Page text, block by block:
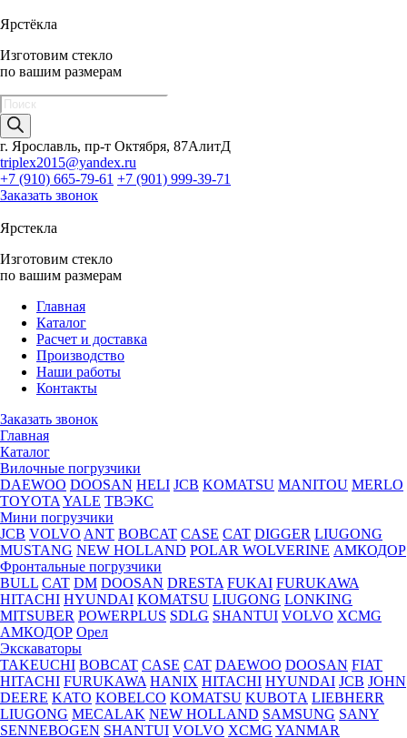
Ярстёкла
Изготовим стекло
по вашим размерам
Поиск
товаров
г. Ярославль, пр-т Октября, 87АлитД
triplex2015@yandex.ru
+7 (910) 665-79-61 +7 (901) 999-39-71
Заказать звонок
Ярстекла
Изготовим стекло
по вашим размерам
Главная
Каталог
Расчет и доставка
Производство
Наши работы
Контакты
Заказать звонок
Главная
Каталог
Вилочные погрузчики
DAEWOO DOOSAN HELI JCB KOMATSU MANITOU MERLO
TOYOTA YALE ТВЭКС
Мини погрузчики
JCB VOLVO ANT BOBCAT CASE CAT DIGGER LIUGONG
MUSTANG NEW HOLLAND POLAR WOLVERINE АМКОДОР
Фронтальные погрузчики
BULL CAT DM DOOSAN DRESTA FUKAI FURUKAWA
HITACHI HYUNDAI KOMATSU LIUGONG LONKING
MITSUBER POWERPLUS SDLG SHANTUI VOLVO XCMG
АМКОДОР Орел
Экскаваторы
TAKEUCHI BOBCAT CASE CAT DAEWOO DOOSAN FIAT
HITACHI FURUKAWA HANIX HITACHI HYUNDAI JCB JOHN
DEERE KATO KOBELCO KOMATSU KUBOTА LIEBHERR
LIUGONG MECALAK NEW HOLLAND SAMSUNG SANY
SENNEBOGEN SHANTUI VOLVO XCMG YANMAR